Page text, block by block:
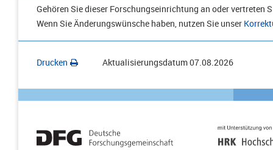
Gehören Sie dieser Forschungseinrichtung an oder vertreten
Wenn Sie Änderungswünsche haben, nutzen Sie unser
Drucken Aktualisierungsdatum07.08.2026